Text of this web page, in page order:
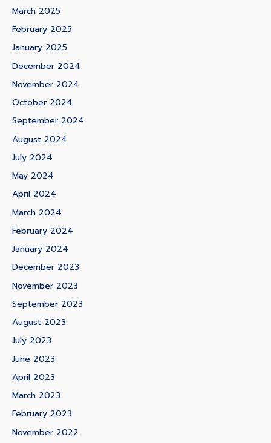
March 2025
February 2025
January 2025
December 2024
November 2024
October 2024
September 2024
August 2024
July 2024
May 2024
April 2024
March 2024
February 2024
January 2024
December 2023
November 2023
September 2023
August 2023
July 2023
June 2023
April 2023
March 2023
February 2023
November 2022